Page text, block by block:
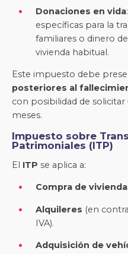
Donaciones en vida
específicas para la
familiares o dinero
vivienda habitual.
Este impuesto debe
posteriores al
con posibilidad de
meses.
Impuesto sobre
Patrimoniales (ITP)
El ITP se aplica a:
Compra de
Alquileres (en
IVA).
Adquisición de